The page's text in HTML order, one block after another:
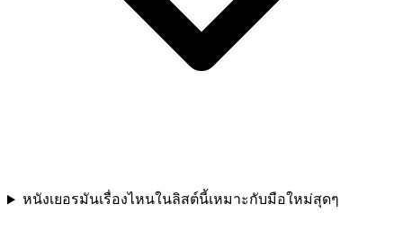
หนังเยอรมันเรื่องไหนในลิสต์นี้เหมาะกับมือใหม่สุดๆ